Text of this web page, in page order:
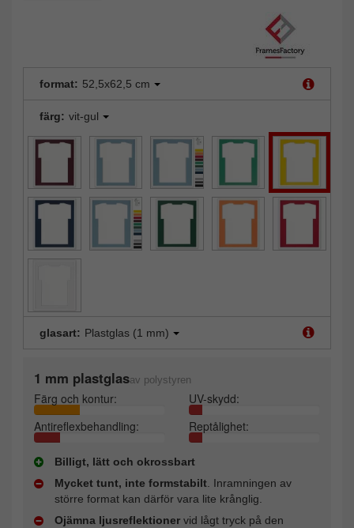
format: 52,5x62,5 cm
färg: vit-gul
glasart: Plastglas (1 mm)
1 mm plastglasav polystyren
Färg och kontur:
UV-skydd:
Antireflexbehandling:
Reptålighet:
Billigt, lätt och okrossbart
Mycket tunt, inte formstabilt . Inramningen av
större format kan därför vara lite krånglig.
Ojämna ljusreflektioner vid lågt tryck på den